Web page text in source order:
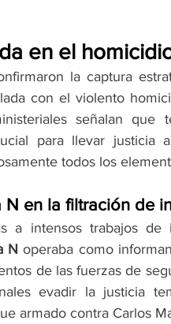
en el
la captura
con el violento
señalan
para llevar justicia
todos los
en la filtración de
a intensos trabajos de
N operaba como
de las fuerzas de
evadir la justicia
armado contra Carlos